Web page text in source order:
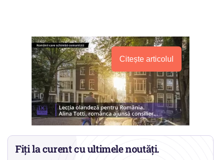
Citește articolul
Fiți la curent cu ultimele noutăți.